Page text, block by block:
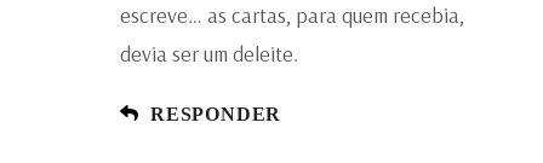
escreve… as cartas, para quem recebia,
devia ser um deleite.
RESPONDER